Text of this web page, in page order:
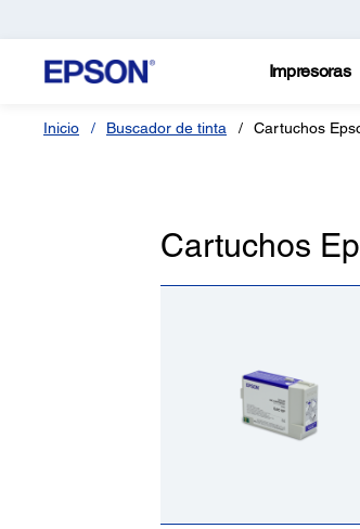
Impresoras
Inicio Buscador de tinta Cartuchos
Cartuchos